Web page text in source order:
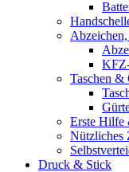
Taschen &
Erste Hilfe
Nützliches
Druck & Stick